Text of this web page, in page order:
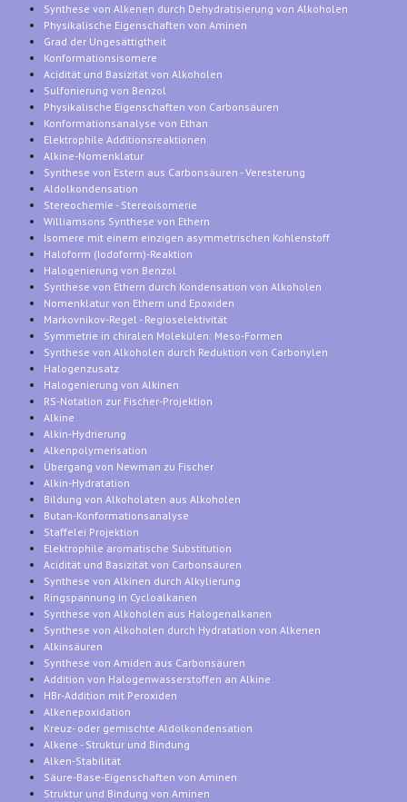
Synthese von Alkenen durch Dehydratisierung von Alkoholen
Physikalische Eigenschaften von Aminen
Grad der Ungesättigtheit
Konformationsisomere
Acidität und Basizität von Alkoholen
Sulfonierung von Benzol
Physikalische Eigenschaften von Carbonsäuren
Konformationsanalyse von Ethan
Elektrophile Additionsreaktionen
Alkine-Nomenklatur
Synthese von Estern aus Carbonsäuren - Veresterung
Aldolkondensation
Stereochemie - Stereoisomerie
Williamsons Synthese von Ethern
Isomere mit einem einzigen asymmetrischen Kohlenstoff
Haloform (Iodoform)-Reaktion
Halogenierung von Benzol
Synthese von Ethern durch Kondensation von Alkoholen
Nomenklatur von Ethern und Epoxiden
Markovnikov-Regel - Regioselektivität
Symmetrie in chiralen Molekülen: Meso-Formen
Synthese von Alkoholen durch Reduktion von Carbonylen
Halogenzusatz
Halogenierung von Alkinen
RS-Notation zur Fischer-Projektion
Alkine
Alkin-Hydrierung
Alkenpolymerisation
Übergang von Newman zu Fischer
Alkin-Hydratation
Bildung von Alkoholaten aus Alkoholen
Butan-Konformationsanalyse
Staffelei Projektion
Elektrophile aromatische Substitution
Acidität und Basizität von Carbonsäuren
Synthese von Alkinen durch Alkylierung
Ringspannung in Cycloalkanen
Synthese von Alkoholen aus Halogenalkanen
Synthese von Alkoholen durch Hydratation von Alkenen
Alkinsäuren
Synthese von Amiden aus Carbonsäuren
Addition von Halogenwasserstoffen an Alkine
HBr-Addition mit Peroxiden
Alkenepoxidation
Kreuz- oder gemischte Aldolkondensation
Alkene - Struktur und Bindung
Alken-Stabilität
Säure-Base-Eigenschaften von Aminen
Struktur und Bindung von Aminen